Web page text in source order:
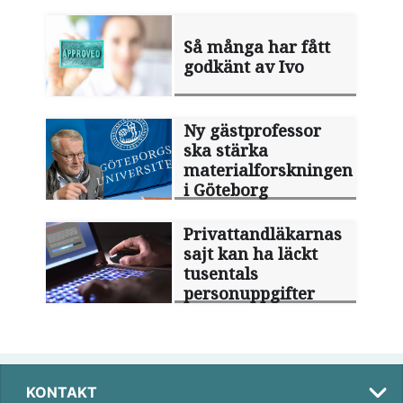
Så många har fått
godkänt av Ivo
Ny gästprofessor
ska stärka
materialforskningen
i Göteborg
Privattandläkarnas
sajt kan ha läckt
tusentals
personuppgifter
KONTAKT